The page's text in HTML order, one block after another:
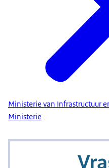
Ministerie van Infrastructuur
Ministerie